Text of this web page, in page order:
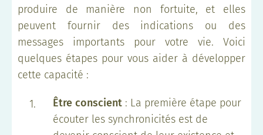
produire de manière non fortuite, et elles
peuvent fournir des indications ou des
messages importants pour votre vie. Voici
quelques étapes pour vous aider à développer
cette capacité :
Être conscient : La première étape pour
écouter les synchronicités est de